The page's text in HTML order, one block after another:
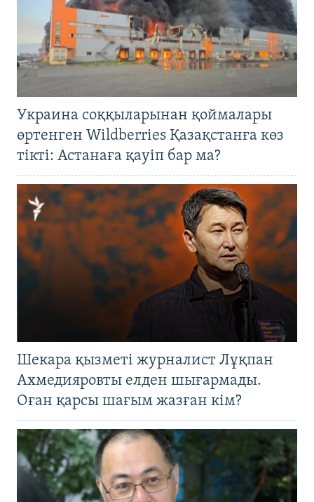
Украина соққыларынан қоймалары
өртенген Wildberries Қазақстанға көз
тікті: Астанаға қауіп бар ма?
Шекара қызметі журналист Лұқпан
Ахмедияровты елден шығармады.
Оған қарсы шағым жазған кім?